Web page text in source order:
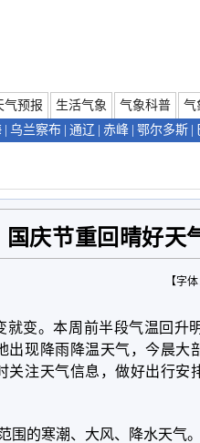
气预报 生活气象 气象科普 气
乌兰察布 通辽 赤峰 鄂尔多斯
庆节重回晴好天
【字体
就变。本周前半段气温回升
出现 降雨降温天气，今晨大
关注天气信息 ，做好出行安
围的寒潮、大风、降水天气